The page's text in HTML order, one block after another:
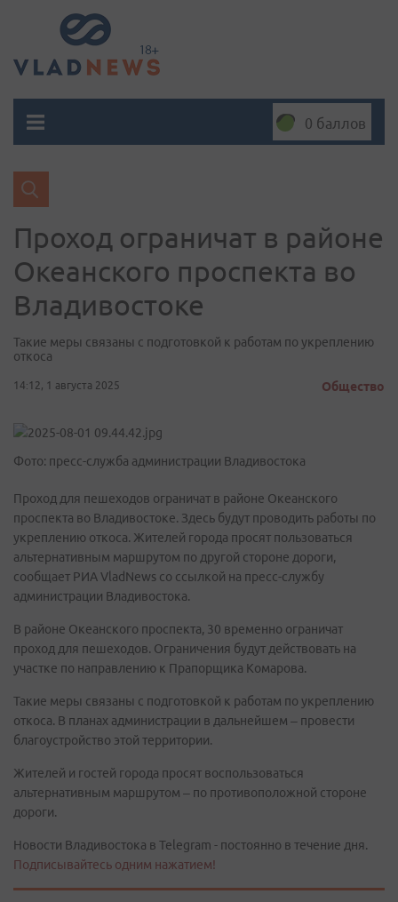
0 баллов
Проход ограничат в районе
Океанского проспекта во
Владивостоке
Такие меры связаны с подготовкой к работам по укреплению
откоса
14:12, 1 августа 2025 Общество
Фото: пресс-служба администрации Владивостока
Проход для пешеходов ограничат в районе Океанского
проспекта во Владивостоке. Здесь будут проводить работы по
укреплению откоса. Жителей города просят пользоваться
альтернативным маршрутом по другой стороне дороги,
сообщает РИА VladNews со ссылкой на пресс-службу
администрации Владивостока.
В районе Океанского проспекта, 30 временно ограничат
проход для пешеходов. Ограничения будут действовать на
участке по направлению к Прапорщика Комарова.
Такие меры связаны с подготовкой к работам по укреплению
откоса. В планах администрации в дальнейшем – провести
благоустройство этой территории.
Жителей и гостей города просят воспользоваться
альтернативным маршрутом – по противоположной стороне
дороги.
Новости Владивостока в Telegram - постоянно в течение дня.
Подписывайтесь одним нажатием!